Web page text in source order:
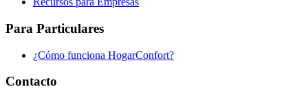
Para Particulares
¿Cómo funciona HogarConfort?
Contacto